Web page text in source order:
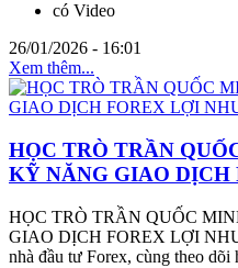
có Video
26/01/2026 - 16:01
Xem thêm...
HỌC TRÒ TRẦN
KỸ NĂNG GIAO
HỌC TRÒ TRẦN QUỐC
GIAO DỊCH FOREX LỢI
nhà đầu tư Forex, cùng theo